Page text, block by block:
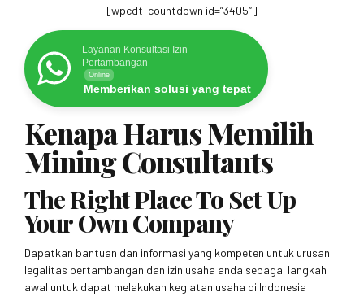
[wpcdt-countdown id=”3405″]
Layanan Konsultasi Izin
Pertambangan
Online
Memberikan solusi yang tepat
Kenapa Harus Memilih
Mining Consultants
The Right Place To Set Up
Your Own Company
Dapatkan bantuan dan informasi yang kompeten untuk urusan
legalitas pertambangan dan izin usaha anda sebagai langkah
awal untuk dapat melakukan kegiatan usaha di Indonesia